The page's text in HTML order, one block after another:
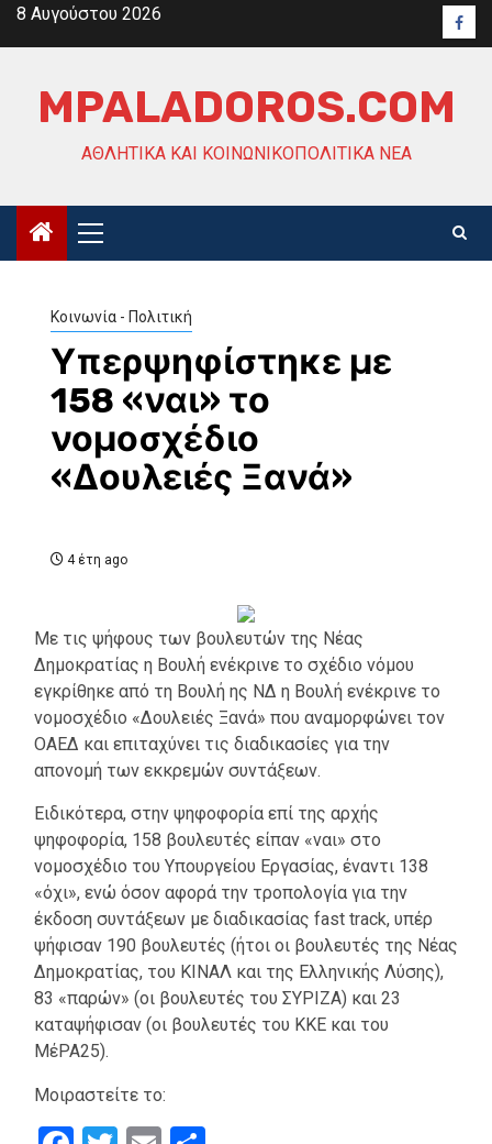
Skip8 Αυγούστου 2026
MPALADOROS.COM
ΑΘΛΗΤΙΚΆ ΚΑΙ ΚΟΙΝΩΝΙΚΟΠΟΛΙΤΙΚΆ ΝΈΑ
Primary
Menu
Κοινωνία - Πολιτική
Υπερψηφίστηκε με
158 «ναι» το
νομοσχέδιο
«Δουλειές Ξανά»
4 έτη ago
Με τις ψήφους των βουλευτών της Νέας
Δημοκρατίας η Βουλή ενέκρινε το σχέδιο νόμου
εγκρίθηκε από τη Βουλή ης ΝΔ η Βουλή ενέκρινε το
νομοσχέδιο «Δουλειές Ξανά» που αναμορφώνει τον
ΟΑΕΔ και επιταχύνει τις διαδικασίες για την
απονομή των εκκρεμών συντάξεων.
Ειδικότερα, στην ψηφοφορία επί της αρχής
ψηφοφορία, 158 βουλευτές είπαν «ναι» στο
νομοσχέδιο του Υπουργείου Εργασίας, έναντι 138
«όχι», ενώ όσον αφορά την τροπολογία για την
έκδοση συντάξεων με διαδικασίας fast track, υπέρ
ψήφισαν 190 βουλευτές (ήτοι οι βουλευτές της Νέας
Δημοκρατίας, του ΚΙΝΑΛ και της Ελληνικής Λύσης),
83 «παρών» (οι βουλευτές του ΣΥΡΙΖΑ) και 23
καταψήφισαν (οι βουλευτές του ΚΚΕ και του
ΜέΡΑ25).
Μοιραστείτε το: